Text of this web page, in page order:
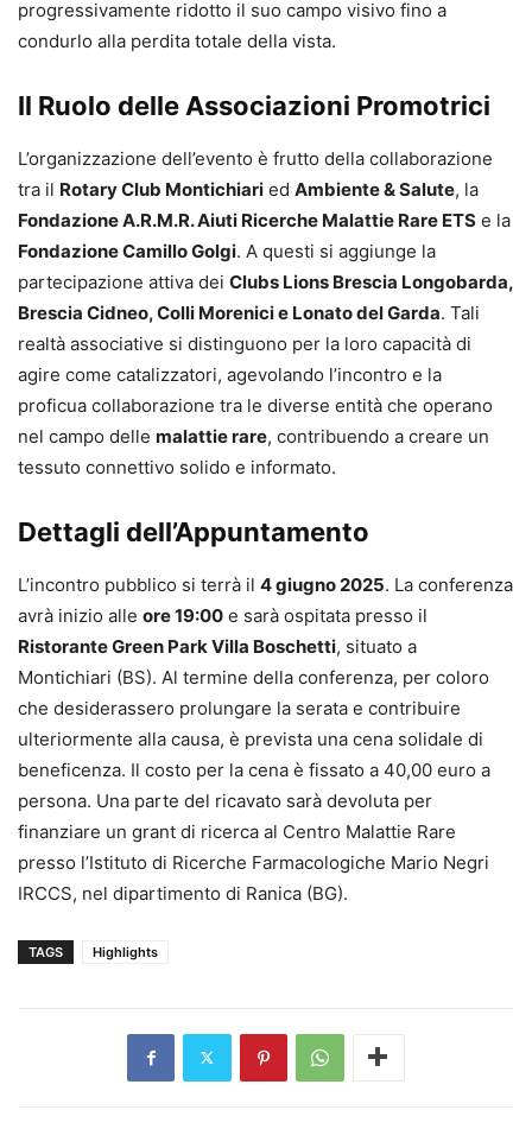
progressivamente ridotto il suo campo visivo fino a
condurlo alla perdita totale della vista.
Il Ruolo delle Associazioni Promotrici
L’organizzazione dell’evento è frutto della collaborazione
tra il Rotary Club Montichiari ed Ambiente & Salute, la
Fondazione A.R.M.R. Aiuti Ricerche Malattie Rare ETS e la
Fondazione Camillo Golgi. A questi si aggiunge la
partecipazione attiva dei Clubs Lions Brescia Longobarda,
Brescia Cidneo, Colli Morenici e Lonato del Garda. Tali
realtà associative si distinguono per la loro capacità di
agire come catalizzatori, agevolando l’incontro e la
proficua collaborazione tra le diverse entità che operano
nel campo delle malattie rare, contribuendo a creare un
tessuto connettivo solido e informato.
Dettagli dell’Appuntamento
L’incontro pubblico si terrà il 4 giugno 2025. La conferenza
avrà inizio alle ore 19:00 e sarà ospitata presso il
Ristorante Green Park Villa Boschetti, situato a
Montichiari (BS). Al termine della conferenza, per coloro
che desiderassero prolungare la serata e contribuire
ulteriormente alla causa, è prevista una cena solidale di
beneficenza. Il costo per la cena è fissato a 40,00 euro a
persona. Una parte del ricavato sarà devoluta per
finanziare un grant di ricerca al Centro Malattie Rare
presso l’Istituto di Ricerche Farmacologiche Mario Negri
IRCCS, nel dipartimento di Ranica (BG).
TAGS Highlights